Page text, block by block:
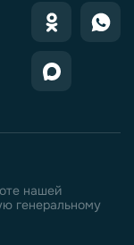
нашей
генеральному